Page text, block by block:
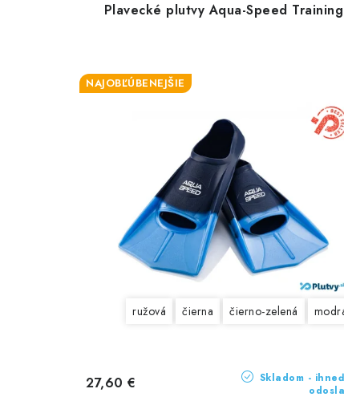
Plavecké plutvy Aqua-Speed Training
NAJOBĽÚBENEJŠIE
ružová čierna čierno-zelená
Skladom -
27,60 €